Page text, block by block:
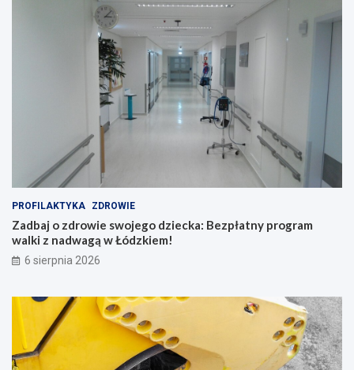
PROFILAKTYKA ZDROWIE
Zadbaj o zdrowie swojego dziecka: Bezpłatny program
walki z nadwagą w Łódzkiem!
6 sierpnia 2026